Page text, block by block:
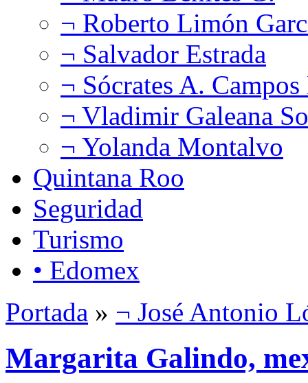
¬ Roberto Limón
¬ Salvador Estrada
¬ Sócrates A.
¬ Vladimir Galeana
¬ Yolanda Montalvo
Quintana Roo
Seguridad
Turismo
• Edomex
Portada » ¬ José Antonio
Margarita Galindo,